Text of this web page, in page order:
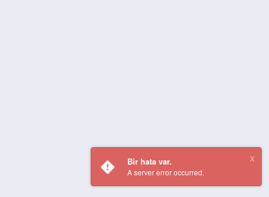
Bir hata var.
A server error occurred.